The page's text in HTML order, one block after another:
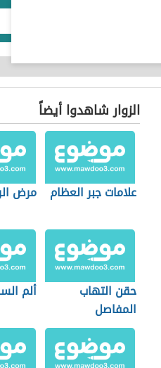
الزوار شاهدوا أيضاً
علامات جبر العظام مرض
حقن التهاب
المفاصل
ألم